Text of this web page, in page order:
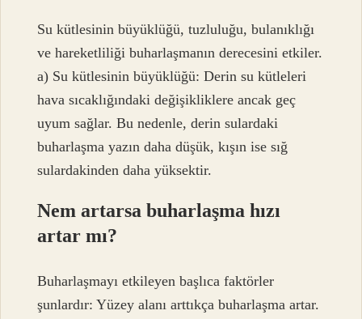
Su kütlesinin büyüklüğü, tuzluluğu, bulanıklığı
ve hareketliliği buharlaşmanın derecesini etkiler.
a) Su kütlesinin büyüklüğü: Derin su kütleleri
hava sıcaklığındaki değişikliklere ancak geç
uyum sağlar. Bu nedenle, derin sulardaki
buharlaşma yazın daha düşük, kışın ise sığ
sulardakinden daha yüksektir.
Nem artarsa buharlaşma hızı
artar mı?
Buharlaşmayı etkileyen başlıca faktörler
şunlardır: Yüzey alanı arttıkça buharlaşma artar.